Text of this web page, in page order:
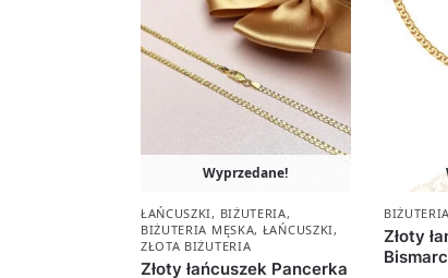
Wyprzedane!
ŁAŃCUSZKI, BIŻUTERIA,
BIŻUTERIA MĘSKA, ŁAŃCUSZKI,
ZŁOTA BIŻUTERIA
Złoty łańcuszek Pancerka
Złoty